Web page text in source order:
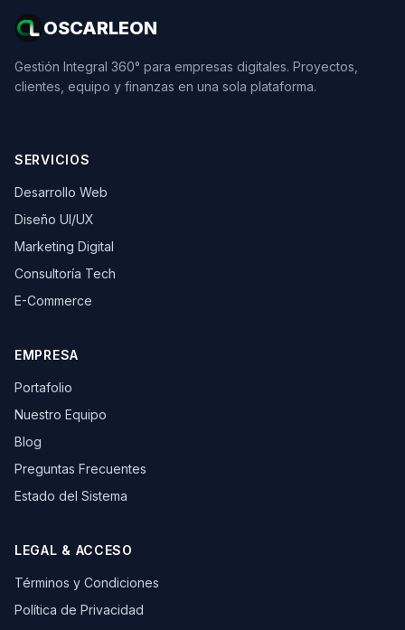
OSCARLEON
Gestión Integral 360° para empresas digitales. Proyectos,
clientes, equipo y finanzas en una sola plataforma.
SERVICIOS
Desarrollo Web
Diseño UI/UX
Marketing Digital
Consultoría Tech
E-Commerce
EMPRESA
Portafolio
Nuestro Equipo
Blog
Preguntas Frecuentes
Estado del Sistema
LEGAL & ACCESO
Términos y Condiciones
Política de Privacidad